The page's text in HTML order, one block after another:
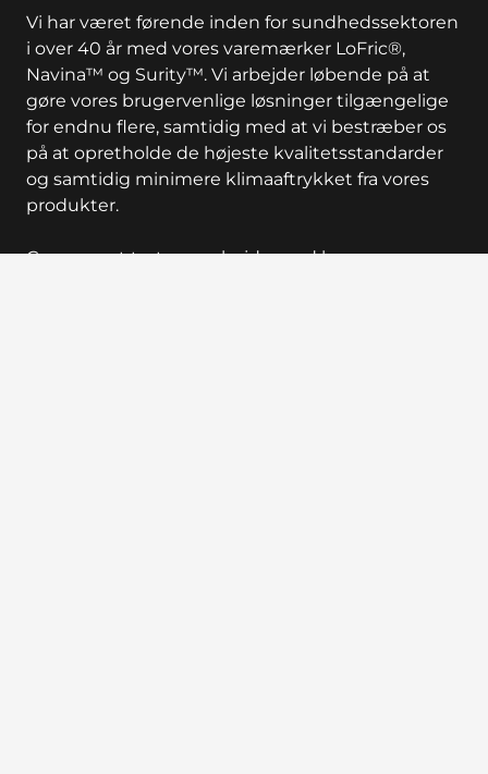
Vi har været førende inden for sundhedssektoren
i over 40 år med vores varemærker LoFric®,
Navina™ og Surity™. Vi arbejder løbende på at
gøre vores brugervenlige løsninger tilgængelige
for endnu flere, samtidig med at vi bestræber os
på at opretholde de højeste kvalitetsstandarder
og samtidig minimere klimaaftrykket fra vores
produkter.
Gennem et tæt samarbejde med brugere og